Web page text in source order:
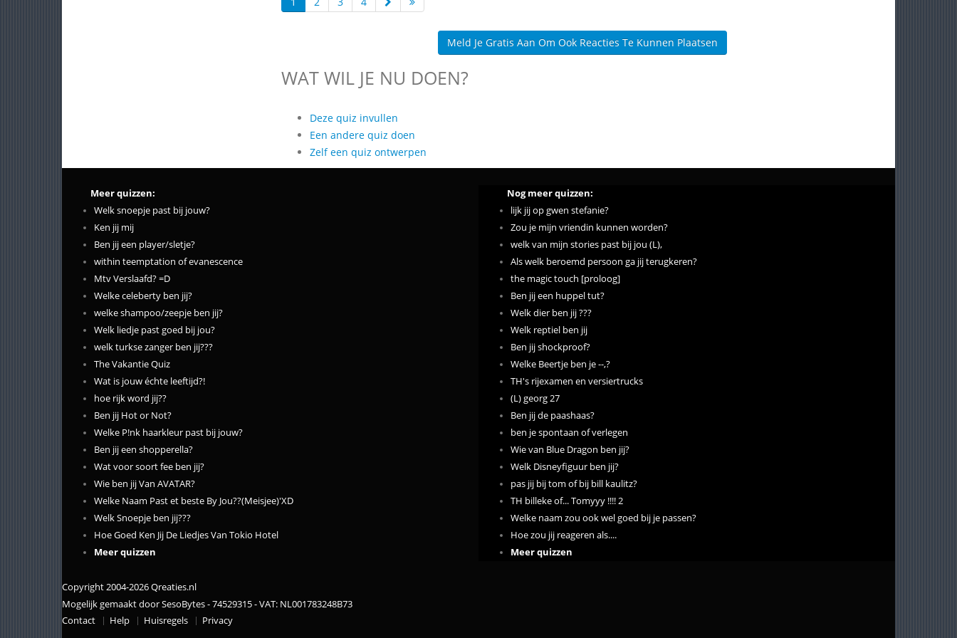
Meld Je Gratis Aan Om Ook Reacties Te Kunnen Plaatsen
WAT WIL JE NU DOEN?
Deze quiz invullen
Een andere quiz doen
Zelf een quiz ontwerpen
Meer quizzen:
Welk snoepje past bij jouw?
Ken jij mij
Ben jij een player/sletje?
within teemptation of evanescence
Mtv Verslaafd? =D
Welke celeberty ben jij?
welke shampoo/zeepje ben jij?
Welk liedje past goed bij jou?
welk turkse zanger ben jij???
The Vakantie Quiz
Wat is jouw échte leeftijd?!
hoe rijk word jij??
Ben jij Hot or Not?
Welke P!nk haarkleur past bij jouw?
Ben jij een shopperella?
Wat voor soort fee ben jij?
Wie ben jij Van AVATAR?
Welke Naam Past et beste By Jou??(Meisjee)'XD
Welk Snoepje ben jij???
Hoe Goed Ken Jij De Liedjes Van Tokio Hotel
Meer quizzen
Nog meer quizzen:
lijk jij op gwen stefanie?
Zou je mijn vriendin kunnen worden?
welk van mijn stories past bij jou (L),
Als welk beroemd persoon ga jij terugkeren?
the magic touch [proloog]
Ben jij een huppel tut?
Welk dier ben jij ???
Welk reptiel ben jij
Ben jij shockproof?
Welke Beertje ben je --,?
TH's rijexamen en versiertrucks
(L) georg 27
Ben jij de paashaas?
ben je spontaan of verlegen
Wie van Blue Dragon ben jij?
Welk Disneyfiguur ben jij?
pas jij bij tom of bij bill kaulitz?
TH billeke of... Tomyyy !!!! 2
Welke naam zou ook wel goed bij je passen?
Hoe zou jij reageren als....
Meer quizzen
Copyright 2004-2026 Qreaties.nl
Mogelijk gemaakt door SesoBytes - 74529315 - VAT: NL001783248B73
Contact
Help Huisregels Privacy